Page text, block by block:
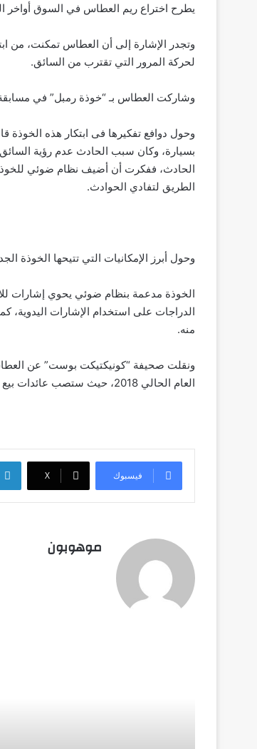
يطرح اختراع ريم العطاس في السوق أواخر
وتجدر الإشارة إلى أن العطاس تمكنت، من
لحركة المرور التي تقترب من السائق.
وشاركت العطاس بـ “خوذة رمبل” في
وحول دوافع تفكيرها فى ابتكار هذه
بسيارة، وكان سبب الحادث عدم رؤية
الحادث، ففكرت أن أضيف نظام ضوئي
الطريق لتفادي الحوادث.
وحول أبرز الإمكانيات التي تتيحها الخوذة
الخوذة مدعمة بنظام ضوئي يحوي إشارات
الدراجات على استخدام الإشارات اليدوية،
منه.
ونقلت صحيفة “كونيكتيكت بوست” عن
العام الحالي 2018، حيث ستصب عائدات بيع الخوذة في مصلحة تمويل إنسان آلي تقوم “العطاس” بتصنيعه.
فيسبوك ‫X
موهوبون